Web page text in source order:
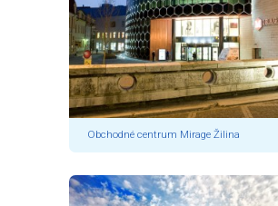
Obchodné centrum Mirage Žilina